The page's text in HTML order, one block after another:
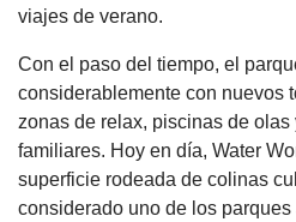
viajes de verano.
Con el paso del tiempo, el
considerablemente con nuevos
zonas de relax, piscinas de
familiares. Hoy en día, Water
superficie rodeada de colinas
considerado uno de los